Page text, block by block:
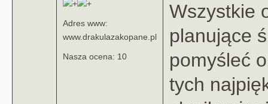
Adres www:
www.drakulazakopane.pl
Nasza ocena: 10
Wszystkie
planujące
pomyśleć
tych